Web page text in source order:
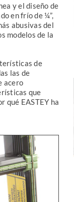
y el diseño de
en frío de ¼”,
abusivas del
modelos de la
de
las de
acero
que
qué EASTEY ha